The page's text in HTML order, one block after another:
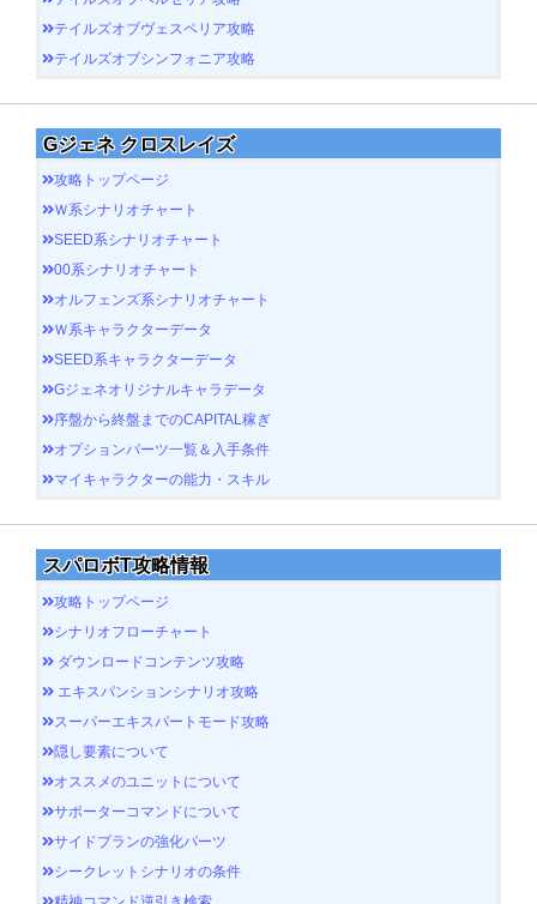
テイルズオブヴェスペリア攻略
テイルズオブシンフォニア攻略
Gジェネ クロスレイズ
攻略トップページ
Ｗ系シナリオチャート
SEED系シナリオチャート
00系シナリオチャート
オルフェンズ系シナリオチャート
Ｗ系キャラクターデータ
SEED系キャラクターデータ
Gジェネオリジナルキャラデータ
序盤から終盤までのCAPITAL稼ぎ
オプションパーツ一覧＆入手条件
マイキャラクターの能力・スキル
スパロボT攻略情報
攻略トップページ
シナリオフローチャート
ダウンロードコンテンツ攻略
エキスパンションシナリオ攻略
スーパーエキスパートモード攻略
隠し要素について
オススメのユニットについて
サポーターコマンドについて
サイドプランの強化パーツ
シークレットシナリオの条件
精神コマンド逆引き検索